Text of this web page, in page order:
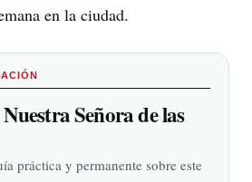
en la ciudad.
Señora de las
práctica y permanente sobre este